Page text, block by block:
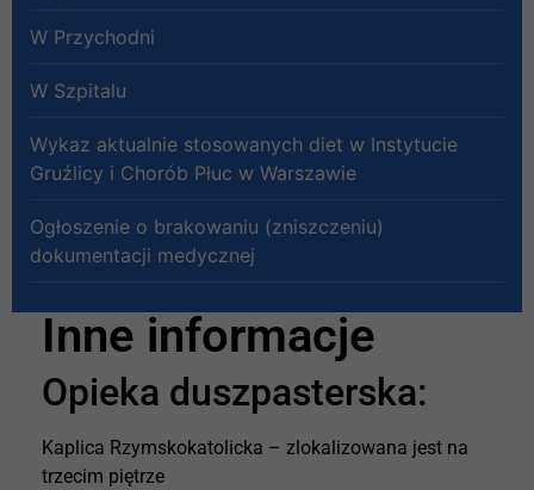
W Przychodni
W Szpitalu
Wykaz aktualnie stosowanych diet w Instytucie
Gruźlicy i Chorób Płuc w Warszawie
Ogłoszenie o brakowaniu (zniszczeniu)
dokumentacji medycznej
Inne informacje
Opieka duszpasterska:
Kaplica Rzymskokatolicka – zlokalizowana jest na
trzecim piętrze